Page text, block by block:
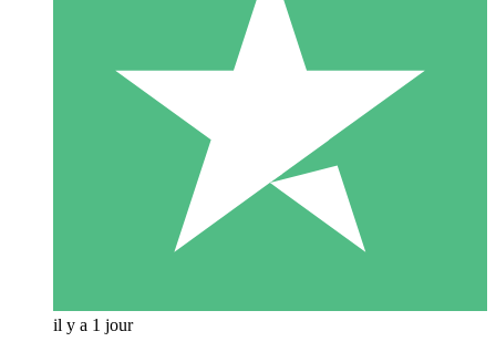
il y a 1 jour